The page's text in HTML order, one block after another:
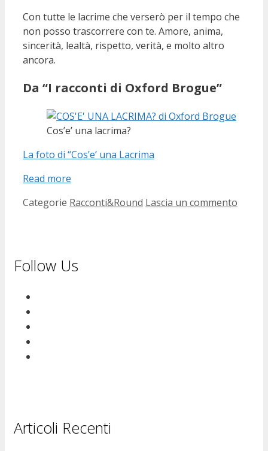
Con tutte le lacrime che verserò per il tempo che
non posso trascorrere con te. Amore, anima,
sincerità, lealtà, rispetto, verità, e molto altro
ancora.
Da “I racconti di Oxford Brogue”
Cos’e’ una lacrima?
La foto di “Cos’e’ una Lacrima
Read more
Categorie Racconti&Round Lascia un commento
Follow Us
Articoli Recenti